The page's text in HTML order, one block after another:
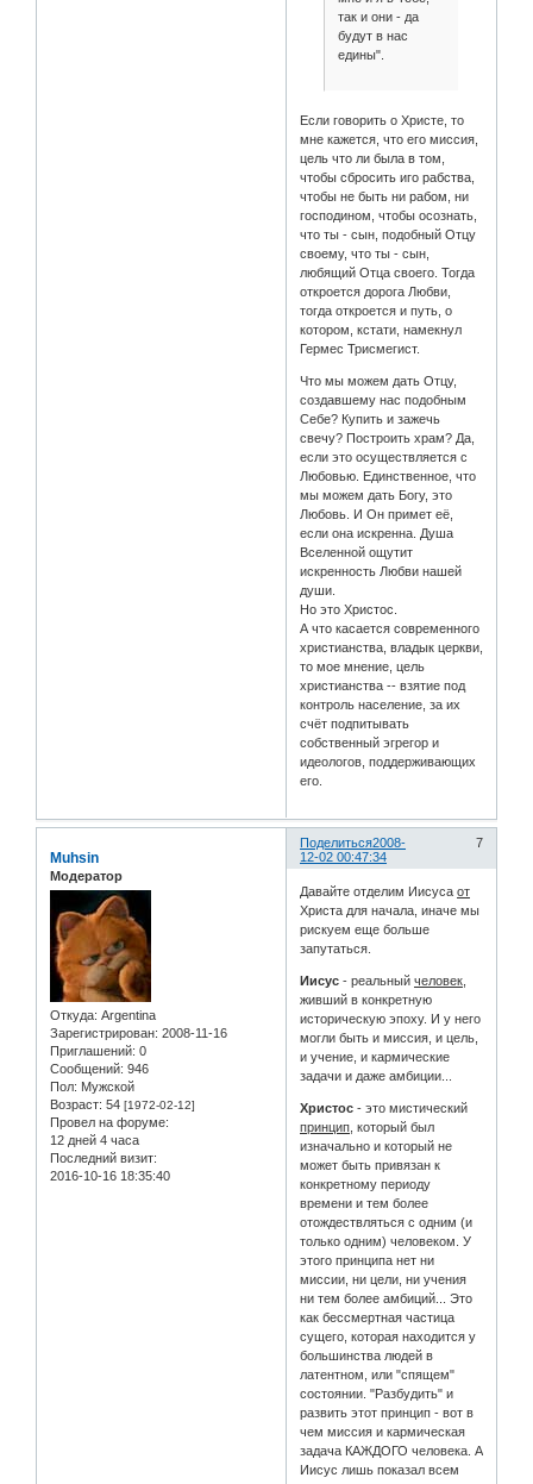
так и они - да
будут в нас
едины".
Если говорить о Христе, то
мне кажется, что его миссия,
цель что ли была в том,
чтобы сбросить иго рабства,
чтобы не быть ни рабом, ни
господином, чтобы осознать,
что ты - сын, подобный Отцу
своему, что ты - сын,
любящий Отца своего. Тогда
откроется дорога Любви,
тогда откроется и путь, о
котором, кстати, намекнул
Гермес Трисмегист.
Что мы можем дать Отцу,
создавшему нас подобным
Себе? Купить и зажечь
свечу? Построить храм? Да,
если это осуществляется с
Любовью. Единственное, что
мы можем дать Богу, это
Любовь. И Он примет её,
если она искренна. Душа
Вселенной ощутит
искренность Любви нашей
души.
Но это Христос.
А что касается современного
христианства, владык церкви,
то мое мнение, цель
христианства -- взятие под
контроль население, за их
счёт подпитывать
собственный эгрегор и
идеологов, поддерживающих
его.
Поделиться 7
2008-
12-02 00:47:34
Muhsin
Модератор
Откуда: Argentina
Зарегистрирован: 2008-11-16
Приглашений: 0
Сообщений: 946
Пол: Мужской
Возраст: 54 [1972-02-12]
Провел на форуме:
12 дней 4 часа
Последний визит:
2016-10-16 18:35:40
Давайте отделим Иисусаот
Христа для начала, иначе мы
рискуем еще больше
запутаться.
Иисус - реальныйчеловек
живший в конкретную
историческую эпоху. И у него
могли быть и миссия, и цель,
и учение, и кармические
задачи и даже амбиции...
Христос - это мистический
принцип , который был
изначально и который не
может быть привязан к
конкретному периоду
времени и тем более
отождествляться с одним (и
только одним) человеком. У
этого принципа нет ни
миссии, ни цели, ни учения
ни тем более амбиций... Это
как бессмертная частица
сущего, которая находится у
большинства людей в
латентном, или "спящем"
состоянии. "Разбудить" и
развить этот принцип - вот в
чем миссия и кармическая
задача КАЖДОГО человека. А
Иисус лишь показал всем